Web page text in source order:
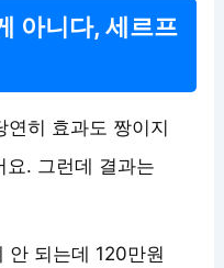
아니다, 세르프
연히 효과도 짱이지
요. 그런데 결과는
안 되는데 120만원